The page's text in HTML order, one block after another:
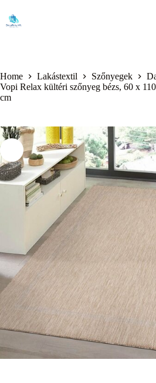
content
Home Lakástextil Szőnyegek
Vopi Relax kültéri szőnyeg bézs, 60 x
cm